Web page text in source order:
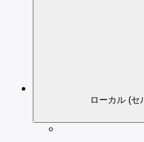
ローカル (セ